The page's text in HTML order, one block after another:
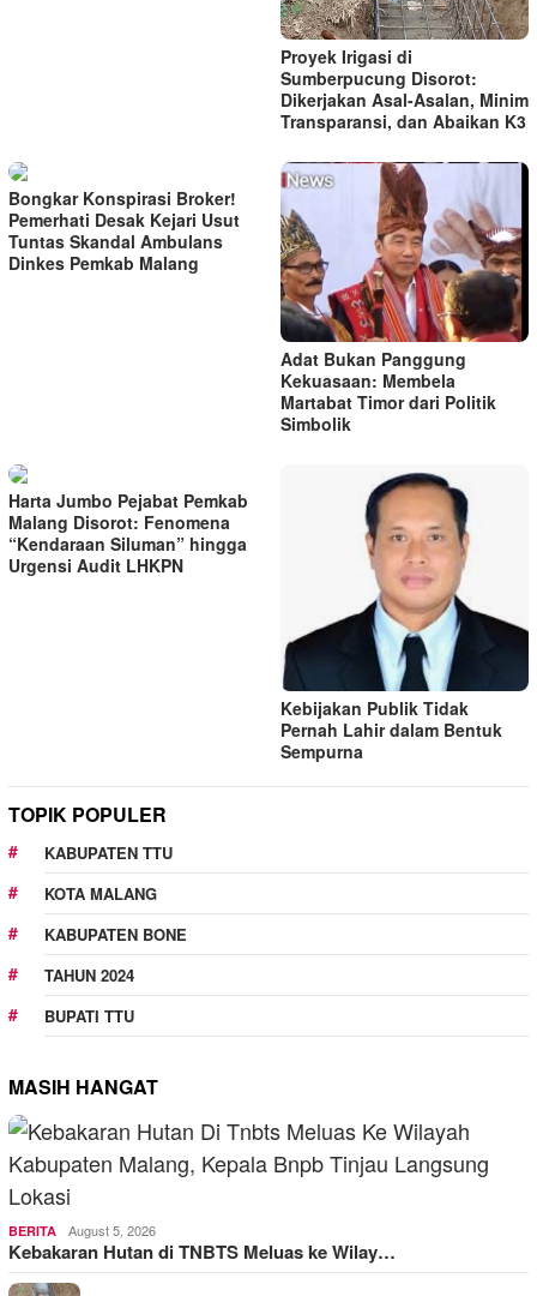
Proyek Irigasi di
Sumberpucung Disorot:
Dikerjakan Asal-Asalan, Minim
Transparansi, dan Abaikan K3
Bongkar Konspirasi Broker!
Pemerhati Desak Kejari Usut
Tuntas Skandal Ambulans
Dinkes Pemkab Malang
Adat Bukan Panggung
Kekuasaan: Membela
Martabat Timor dari Politik
Simbolik
Harta Jumbo Pejabat Pemkab
Malang Disorot: Fenomena
“Kendaraan Siluman” hingga
Urgensi Audit LHKPN
Kebijakan Publik Tidak
Pernah Lahir dalam Bentuk
Sempurna
TOPIK POPULER
KABUPATEN TTU
KOTA MALANG
KABUPATEN BONE
TAHUN 2024
BUPATI TTU
MASIH HANGAT
BERITA August 5, 2026
Kebakaran Hutan di TNBTS Meluas ke Wilay…